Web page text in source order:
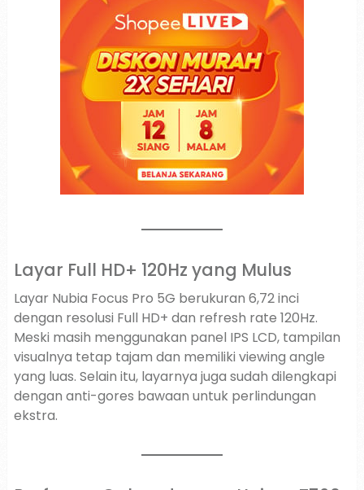
Layar Full HD+ 120Hz yang Mulus
Layar Nubia Focus Pro 5G berukuran 6,72 inci
dengan resolusi Full HD+ dan refresh rate 120Hz.
Meski masih menggunakan panel IPS LCD, tampilan
visualnya tetap tajam dan memiliki viewing angle
yang luas. Selain itu, layarnya juga sudah dilengkapi
dengan anti-gores bawaan untuk perlindungan
ekstra.